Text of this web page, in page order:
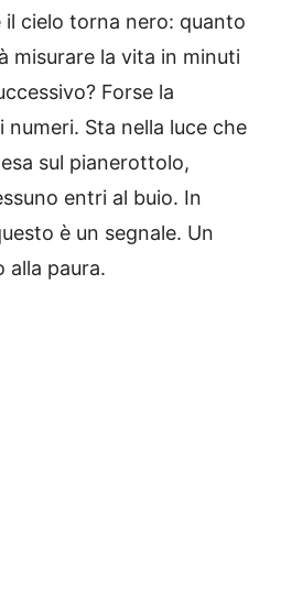
il cielo torna nero: quanto
misurare la vita in minuti
Forse la
Sta nella luce che
sul pianerottolo,
entri al buio. In
è un segnale. Un
alla paura.